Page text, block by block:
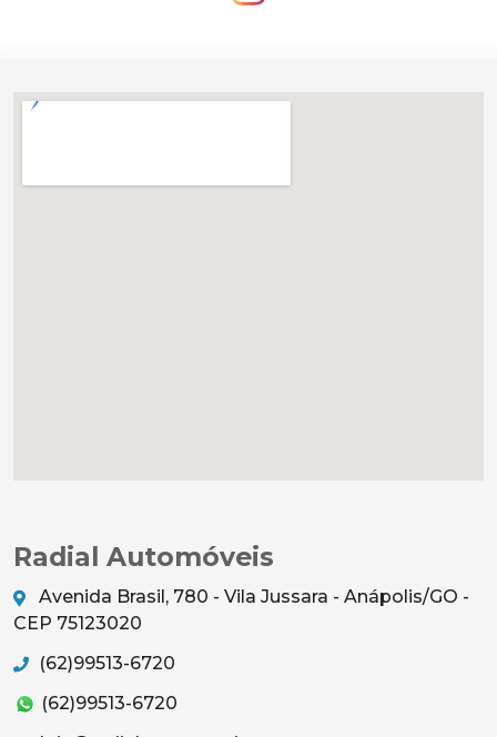
Radial Automóveis
Avenida Brasil, 780 - Vila Jussara - Anápolis/GO -
CEP 75123020
(62)99513-6720
(62)99513-6720